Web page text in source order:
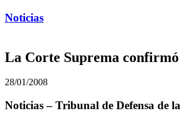
Noticias
La Corte Suprema
28/01/2008
Noticias – Tribunal de Defensa de